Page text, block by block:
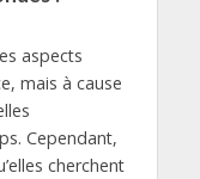
aspects
mais à cause
Cependant,
cherchent